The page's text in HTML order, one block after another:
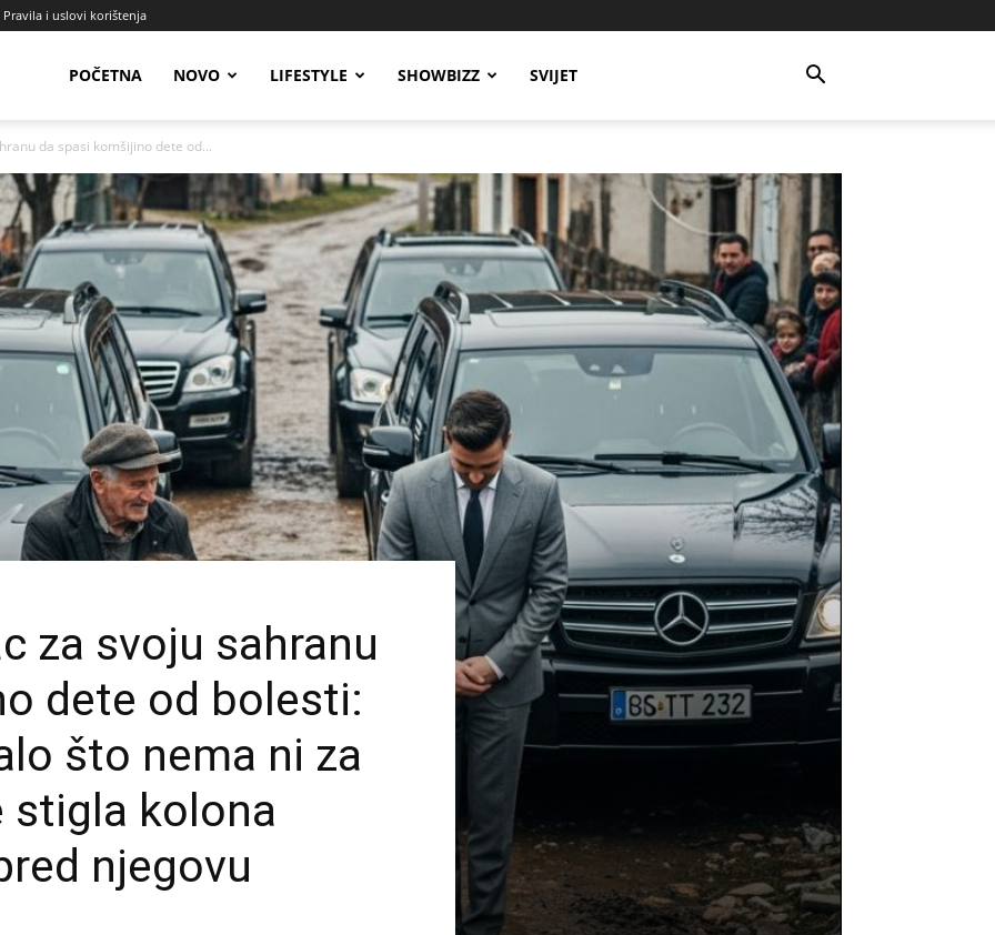
Pravila i uslovi korištenja
POČETNA NOVO LIFESTYLE SHOWBIZZ SVIJET
da spasi komšijino dete od...
za svoju sahranu
dete od bolesti:
što nema ni za
stigla kolona
njegovu